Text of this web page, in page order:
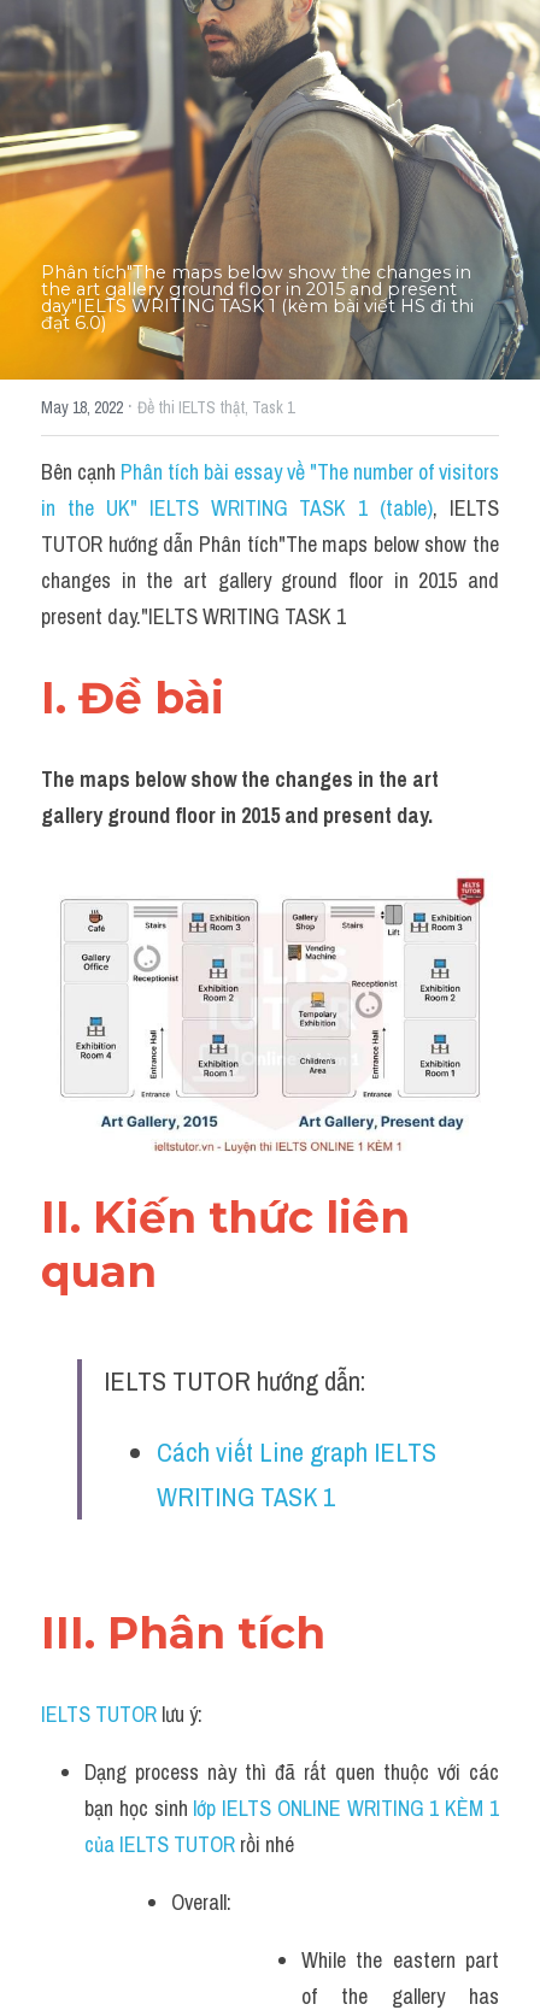
SGK
Vocabularies
Đề writing theo topic
Pie
Line graph
Bar chart
Đề thi thật IELTS GENERAL
Task 2
Từ vựng theo topic
Grammar
Map
Cam
Đề thi thật Task 1
Process
Task 1
Đề thi IELTS thật
IELTS Advice
Đề thi thật Task 2
Speaking
Thành tích học viên
Phân tích"The maps below show the changes in
the art gallery ground floor in 2015 and present
day"IELTS WRITING TASK 1 (kèm bài viết HS đi thi
đạt 6.0)
May 18, 2022 · Đề thi IELTS thật, Task 1
Bên cạnh Phân tích bài essay về "The number of visitors
in the UK" IELTS WRITING TASK 1 (table), IELTS
TUTOR hướng dẫn Phân tích"The maps below show the
changes in the art gallery ground floor in 2015 and
present day."IELTS WRITING TASK 1
I. Đề bài
The maps below show the changes in the art
gallery ground floor in 2015 and present day.
II. Kiến thức liên
quan
IELTS TUTOR hướng dẫn:
Cách viết Line graph IELTS
WRITING TASK 1
III. Phân tích
IELTS TUTOR lưu ý:
Dạng process này thì đã rất quen thuộc với các
bạn học sinh lớp IELTS ONLINE WRITING 1 KÈM 1
của IELTS TUTOR rồi nhé
Overall:
While the eastern part
of the gallery has